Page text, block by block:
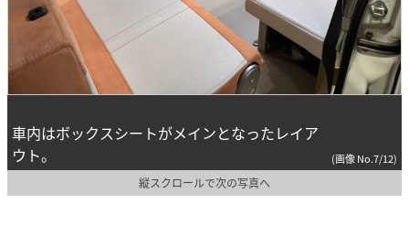
車内はボックスシートがメインとなったレイア
ウト。
(画像 No.7/12)
縦スクロールで次の写真へ